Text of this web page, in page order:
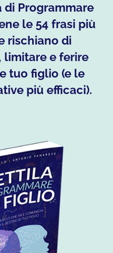
Programmare
le 54 frasi più
rischiano di
limitare e ferire
tuo figlio (e le
più efficaci).